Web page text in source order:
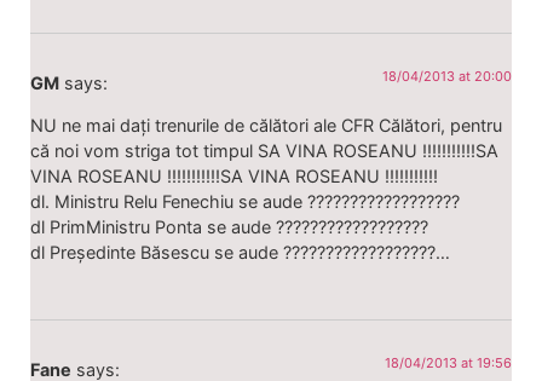
GM says: 18/04/2013 at 20:00
NU ne mai dați trenurile de călători ale CFR Călători, pentru
că noi vom striga tot timpul SA VINA ROSEANU !!!!!!!!!!!SA
VINA ROSEANU !!!!!!!!!!!SA VINA ROSEANU !!!!!!!!!!!
dl. Ministru Relu Fenechiu se aude ??????????????????
dl PrimMinistru Ponta se aude ??????????????????
dl Președinte Băsescu se aude ??????????????????…
Fane says: 18/04/2013 at 19:56